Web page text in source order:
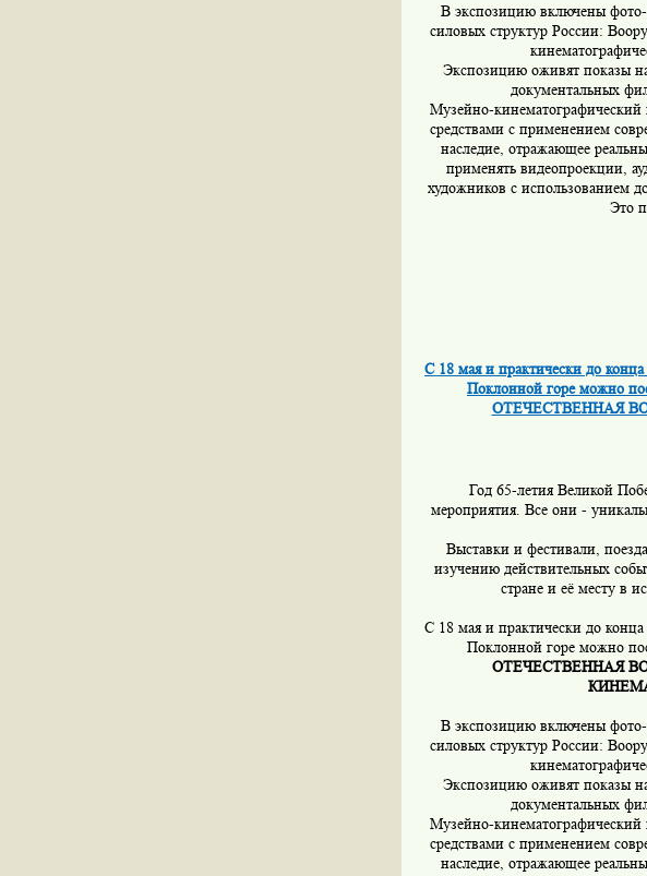
В экспозицию включены
силовых структур России:
Экспозицию оживят показы
документальных
Музейно-
средствами с применением
наследие, отражающее
применять видеопроекции,
художников с
Это
С 18 мая и практически до
Поклонной горе можно
ОТЕЧЕСТВЕННАЯ
Год 65-летия Великой
мероприятия. Все они -
Выставки и фестивали,
изучению действительных
стране и её месту в
С 18 мая и практически до
Поклонной горе можно
ОТЕЧЕСТВЕННАЯ
В экспозицию включены
силовых структур России:
Экспозицию оживят показы
документальных
Музейно-
средствами с применением
наследие, отражающее